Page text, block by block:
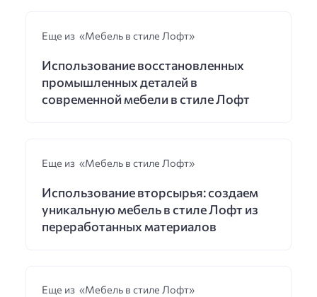
Еще из «Мебель в стиле Лофт»
Использование восстановленных
промышленных деталей в
современной мебели в стиле Лофт
Еще из «Мебель в стиле Лофт»
Использование вторсырья: создаем
уникальную мебель в стиле Лофт из
переработанных материалов
Еще из «Мебель в стиле Лофт»